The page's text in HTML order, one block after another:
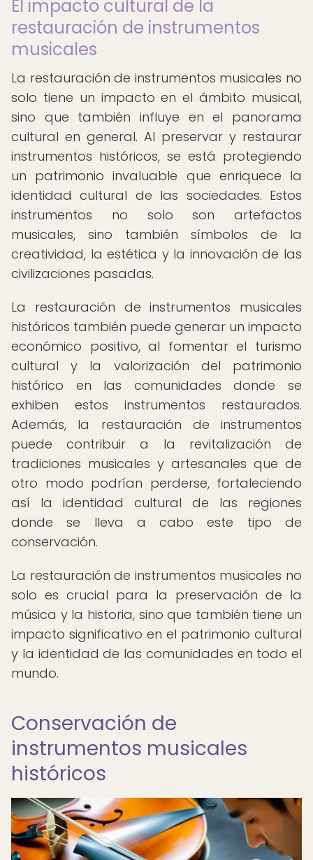
El impacto cultural de la
restauración de instrumentos
musicales
La restauración de instrumentos musicales no
solo tiene un impacto en el ámbito musical,
sino que también influye en el panorama
cultural en general. Al preservar y restaurar
instrumentos históricos, se está protegiendo
un patrimonio invaluable que enriquece la
identidad cultural de las sociedades. Estos
instrumentos no solo son artefactos
musicales, sino también símbolos de la
creatividad, la estética y la innovación de las
civilizaciones pasadas.
La restauración de instrumentos musicales
históricos también puede generar un impacto
económico positivo, al fomentar el turismo
cultural y la valorización del patrimonio
histórico en las comunidades donde se
exhiben estos instrumentos restaurados.
Además, la restauración de instrumentos
puede contribuir a la revitalización de
tradiciones musicales y artesanales que de
otro modo podrían perderse, fortaleciendo
así la identidad cultural de las regiones
donde se lleva a cabo este tipo de
conservación.
La restauración de instrumentos musicales no
solo es crucial para la preservación de la
música y la historia, sino que también tiene un
impacto significativo en el patrimonio cultural
y la identidad de las comunidades en todo el
mundo.
Conservación de
instrumentos musicales
históricos